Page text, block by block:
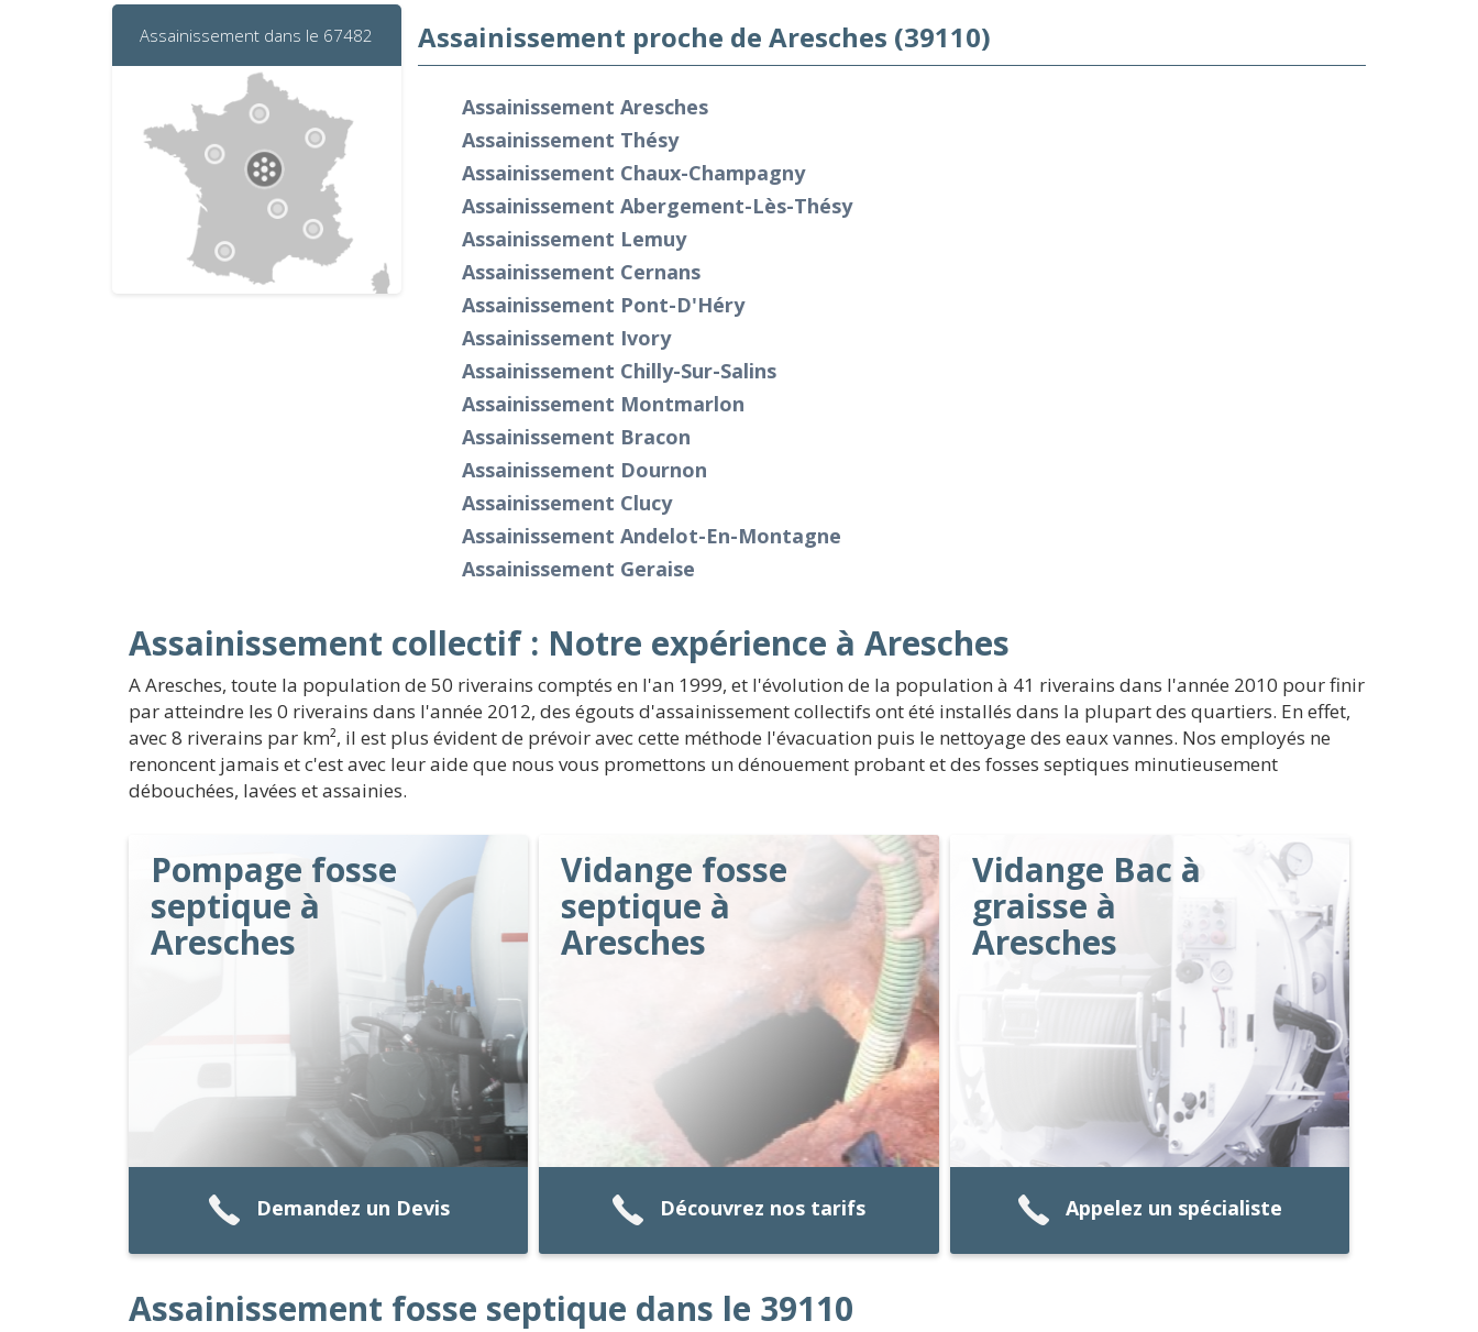
Assainissement dans le 67482 Assainissement proche de Aresches (39110)
Assainissement Aresches
Assainissement Thésy
Assainissement Chaux-Champagny
Assainissement Abergement-Lès-Thésy
Assainissement Lemuy
Assainissement Cernans
Assainissement Pont-D'Héry
Assainissement Ivory
Assainissement Chilly-Sur-Salins
Assainissement Montmarlon
Assainissement Bracon
Assainissement Dournon
Assainissement Clucy
Assainissement Andelot-En-Montagne
Assainissement Geraise
Assainissement collectif : Notre expérience à Aresches
A Aresches, toute la population de 50 riverains comptés en l'an 1999, et l'évolution de la population à 41 riverains dans l'année 2010 pour finir
par atteindre les 0 riverains dans l'année 2012, des égouts d'assainissement collectifs ont été installés dans la plupart des quartiers. En effet,
avec 8 riverains par km², il est plus évident de prévoir avec cette méthode l'évacuation puis le nettoyage des eaux vannes. Nos employés ne
renoncent jamais et c'est avec leur aide que nous vous promettons un dénouement probant et des fosses septiques minutieusement
débouchées, lavées et assainies.
Pompage fosse
septique à
Aresches
Demandez un Devis
Vidange fosse
septique à
Aresches
Découvrez nos tarifs
Vidange Bac à
graisse à
Aresches
Appelez un spécialiste
Assainissement fosse septique dans le 39110